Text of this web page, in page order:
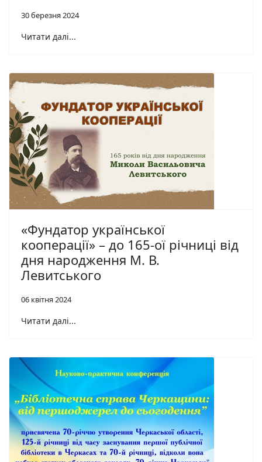
30 березня 2024
Читати далі...
«Фундатор української
кооперації» – до 165-ої річниці від
дня народження М. В.
Левитського
06 квітня 2024
Читати далі...